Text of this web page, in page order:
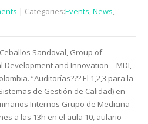
| Categories:Events,News,
Sandoval, Group of
and Innovation – MDI,
“Auditorías??? El 1,2,3 para la
de Gestión de Calidad) en
Internos Grupo de Medicina
a las 13h en el aula 10, aulario